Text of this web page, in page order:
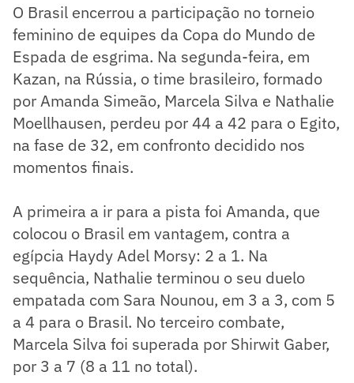
O Brasil encerrou a participação no torneio
feminino de equipes da Copa do Mundo de
Espada de esgrima. Na segunda-feira, em
Kazan, na Rússia, o time brasileiro, formado
por Amanda Simeão, Marcela Silva e Nathalie
Moellhausen, perdeu por 44 a 42 para o Egito,
na fase de 32, em confronto decidido nos
momentos finais.
A primeira a ir para a pista foi Amanda, que
colocou o Brasil em vantagem, contra a
egípcia Haydy Adel Morsy: 2 a 1. Na
sequência, Nathalie terminou o seu duelo
empatada com Sara Nounou, em 3 a 3, com 5
a 4 para o Brasil. No terceiro combate,
Marcela Silva foi superada por Shirwit Gaber,
por 3 a 7 (8 a 11 no total).